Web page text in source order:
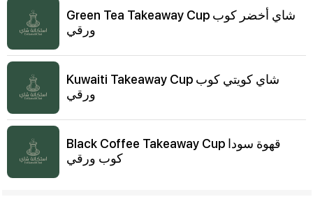
Green Tea Takeaway Cup شاي أخضر كوب
ورقي
Kuwaiti Takeaway Cup شاي كويتي كوب
ورقي
Black Coffee Takeaway Cup قهوة سودا
كوب ورقي